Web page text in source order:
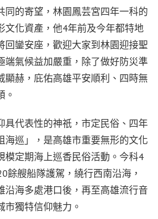
同的寄望，林園鳳芸宮四年一科的
文化資產，他4年前及今年都特地
回鑾安座，歡迎大家到林園迎接聖
端氣候益加嚴重，除了做好防災準
顯赫，庇佑高雄平安順利、四時無
。
具代表性的神祇，市定民俗、四年
海巡」，是高雄市重要無形的文化
模定期海上巡香民俗活動。今科4
餘艘船隊護駕，繞行西南沿海，
沿海多處港口後，再至高雄流行音
獨特信仰魅力。